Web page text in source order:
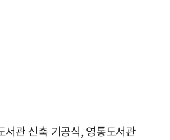
관 신축 기공식, 영통도서관